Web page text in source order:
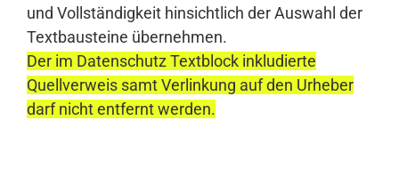
und Vollständigkeit hinsichtlich der Auswahl der
Textbausteine übernehmen.
Der im Datenschutz Textblock inkludierte
Quellverweis samt Verlinkung auf den Urheber
darf nicht entfernt werden.